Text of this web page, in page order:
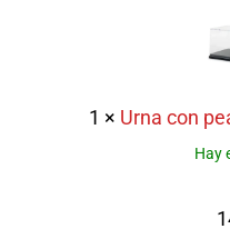
1 × Urna con
Hay